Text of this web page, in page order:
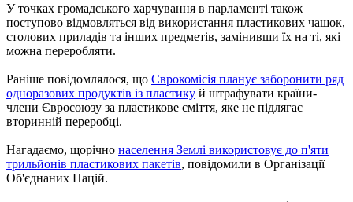
У точках громадського харчування в парламенті також
поступово відмовляться від використання пластикових чашок,
столових приладів та інших предметів, замінивши їх на ті, які
можна переробляти.
Раніше повідомлялося, що Єврокомісія планує заборонити ряд
одноразових продуктів із пластику й штрафувати країни-
члени Євросоюзу за пластикове сміття, яке не підлягає
вторинній переробці.
Нагадаємо, щорічно населення Землі використовує до п'яти
трильйонів пластикових пакетів, повідомили в Організації
Об'єднаних Націй.